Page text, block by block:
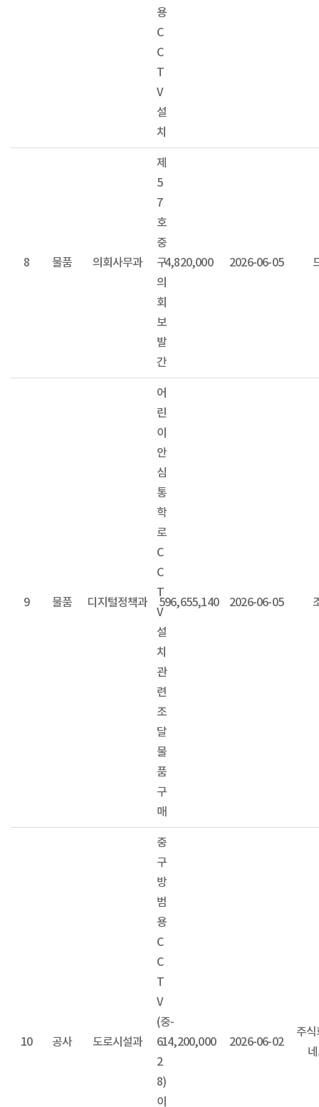
용
C
C
T
V
설
치
8 물품 의회사무과
제
5
7
호
중
구
의
회
보
발
간
4,820,000 2026-06-05
9 물품 디지털정책과
어
린
이
안
심
통
학
로
C
C
T
V
설
치
관
련
조
달
물
품
구
매
596,655,140 2026-06-05
10 공사 도로시설과
중
구
방
범
용
C
C
T
V
(중-
6
2
8)
이
14,200,000 2026-06-02
주